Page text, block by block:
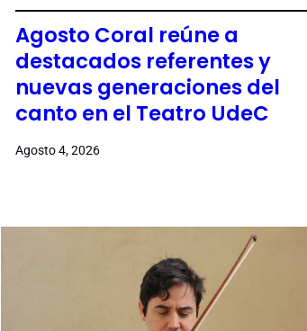
Agosto Coral reúne a
destacados referentes y
nuevas generaciones del
canto en el Teatro UdeC
Agosto 4, 2026